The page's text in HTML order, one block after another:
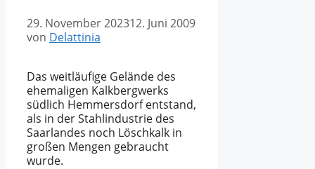
29. November 202312. Juni 2009
von Delattinia
Das weitläufige Gelände des
ehemaligen Kalkbergwerks
südlich Hemmersdorf entstand,
als in der Stahlindustrie des
Saarlandes noch Löschkalk in
großen Mengen gebraucht
wurde.